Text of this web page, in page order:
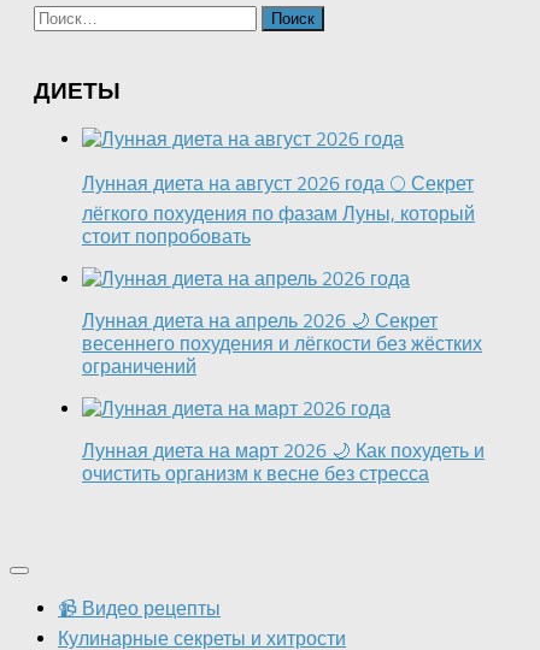
Найти:
ДИЕТЫ
Лунная диета на август 2026 года 🌕 Секрет
лёгкого похудения по фазам Луны, который
стоит попробовать
Лунная диета на апрель 2026 🌙 Секрет
весеннего похудения и лёгкости без жёстких
ограничений
Лунная диета на март 2026 🌙 Как похудеть и
очистить организм к весне без стресса
📹 Видео рецепты
Кулинарные секреты и хитрости